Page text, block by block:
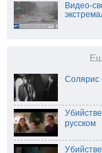
Видео-
Солярис
русском